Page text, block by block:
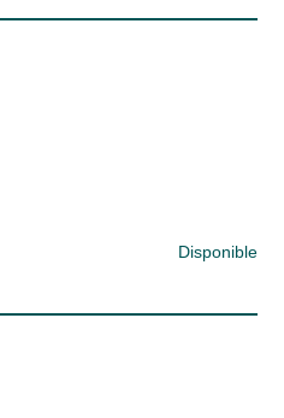
Disponible